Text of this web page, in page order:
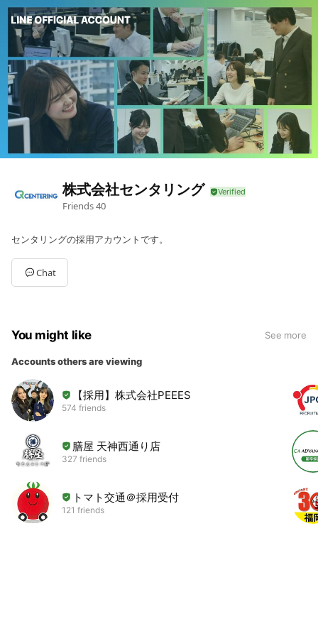
株式会社センタリング
Friends40
センタリングの採用アカウントです。
Chat
You might like See more
Accounts others are viewing
【採用】株式会社PEEES
574 friends
膳屋 天神西通り店
327 friends
トマト交通＠採用受付
121 friends